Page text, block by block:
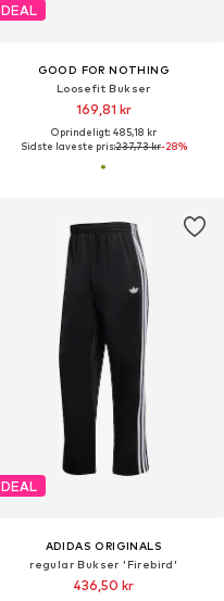
DEAL
GOOD FOR NOTHING
Loosefit Bukser
169,81 kr
Oprindeligt: 485,18 kr
Sidste laveste pris:237,73 kr-28%
DEAL
ADIDAS ORIGINALS
regular Bukser 'Firebird'
436,50 kr